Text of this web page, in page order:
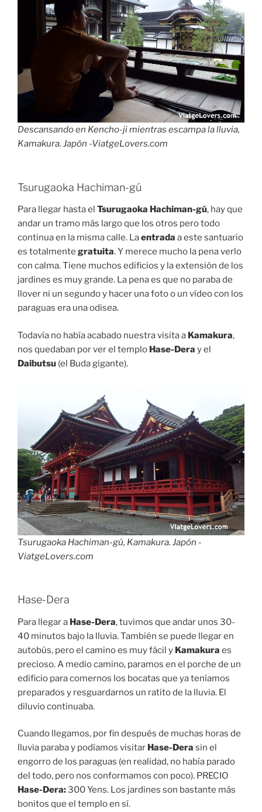
Descansando en Kencho-ji mientras escampa la lluvia,
Kamakura. Japón -ViatgeLovers.com
Tsurugaoka Hachiman-gú
Para llegar hasta el Tsurugaoka Hachiman-gú, hay que
andar un tramo más largo que los otros pero todo
continua en la misma calle. Laentrada a este santuario
es totalmente gratuita. Y merece mucho la pena verlo
con calma. Tiene muchos edificios y la extensión de los
jardines es muy grande. La pena es que no paraba de
llover ni un segundo y hacer una foto o un vídeo con los
paraguas era una odisea.
Todavía no había acabado nuestra visita a Kamakura,
nos quedaban por ver el templo Hase-Dera y el
Daibutsu (el Buda gigante).
Tsurugaoka Hachiman-gú, Kamakura. Japón -
ViatgeLovers.com
Hase-Dera
Para llegar a Hase-Dera, tuvimos que andar unos 30-
40 minutos bajo la lluvia. También se puede llegar en
autobús, pero el camino es muy fácil y Kamakura es
precioso. A medio camino, paramos en el porche de un
edificio para comernos los bocatas que ya teníamos
preparados y resguardarnos un ratito de la lluvia. El
diluvio continuaba.
Cuando llegamos, por fin después de muchas horas de
lluvia paraba y podíamos visitar Hase-Dera sin el
engorro de los paraguas (en realidad, no había parado
del todo, pero nos conformamos con poco). PRECIO
Hase-Dera:300 Yens. Los jardines son bastante más
bonitos que el templo en sí.